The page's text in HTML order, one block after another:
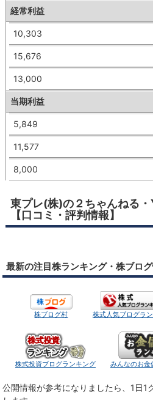
経常利益
10,303
15,676
13,000
当期利益
5,849
11,577
8,000
東プレ(株)の２ちゃんねる
【口コミ・評判情報】
最新の注目株ランキング・株ブロ
株ブログ村 株式人気ブログラ
株式投資ブログランキング みんなのお金
公開情報が参考になりましたら、1日1